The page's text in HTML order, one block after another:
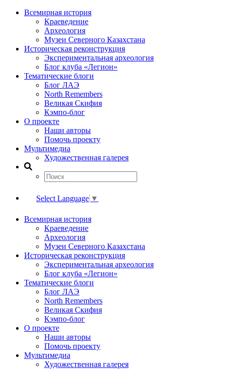
Всемирная история
Краеведение
Археология
Музеи Северного Казахстана
Историческая реконструкция
Экспериментальная археология
Блог клуба «Легион»
Тематические блоги
Блог ЛАЭ
North Remembers
Великая Скифия
Кэмпо-блог
О проекте
Наши авторы
Помочь проекту
Мультимедиа
Художественная галерея
Select Language ▼
Всемирная история
Краеведение
Археология
Музеи Северного Казахстана
Историческая реконструкция
Экспериментальная археология
Блог клуба «Легион»
Тематические блоги
Блог ЛАЭ
North Remembers
Великая Скифия
Кэмпо-блог
О проекте
Наши авторы
Помочь проекту
Мультимедиа
Художественная галерея